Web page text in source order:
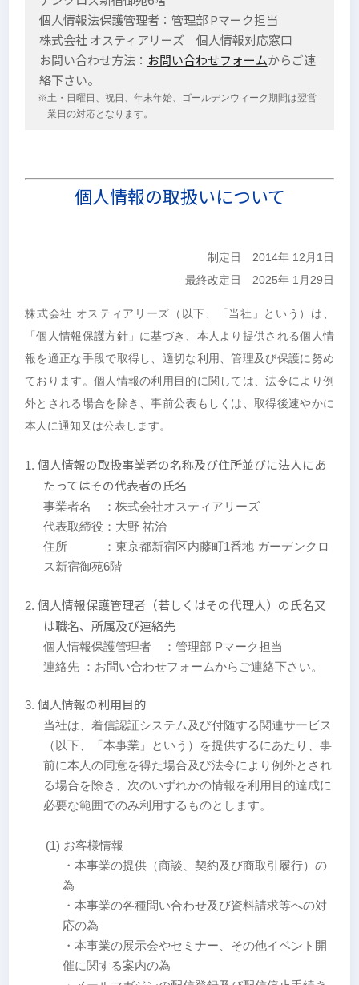
個人情報法保護管理者：管理部 Pマーク担当
株式会社 オスティアリーズ 個人情報対応窓口
お問い合わせ方法： お問い合わせフォームからご連
絡下さい。
※土・日曜日、祝日、年末年始、ゴールデンウィーク期間は翌営
業日の対応となります。
個人情報の取扱いについて
制定日 2014年 12月1日
最終改定日 2025年 1月29日
株式会社 オスティアリーズ（以下、「当社」という）は、
「個人情報保護方針」に基づき、本人より提供される個人情
報を適正な手段で取得し、適切な利用、管理及び保護に努め
ております。個人情報の利用目的に関しては、法令により例
外とされる場合を除き、事前公表もしくは、取得後速やかに
本人に通知又は公表します。
個人情報の取扱事業者の名称及び住所並びに法人にあ
たってはその代表者の氏名
事業者名 ：株式会社オスティアリーズ
代表取締役：大野 祐治
住所 ：東京都新宿区内藤町1番地 ガーデンクロ
ス新宿御苑6階
個人情報保護管理者（若しくはその代理人）の氏名又
は職名、所属及び連絡先
個人情報保護管理者 ：管理部 Pマーク担当
連絡先 ：お問い合わせフォームからご連絡下さい。
個人情報の利用目的
当社は、着信認証システム及び付随する関連サービス
（以下、「本事業」という）を提供するにあたり、事
前に本人の同意を得た場合及び法令により例外とされ
る場合を除き、次のいずれかの情報を利用目的達成に
必要な範囲でのみ利用するものとします。
(1) お客様情報
・本事業の提供（商談、契約及び商取引履行）の
為
・本事業の各種問い合わせ及び資料請求等への対
応の為
・本事業の展示会やセミナー、その他イベント開
催に関する案内の為